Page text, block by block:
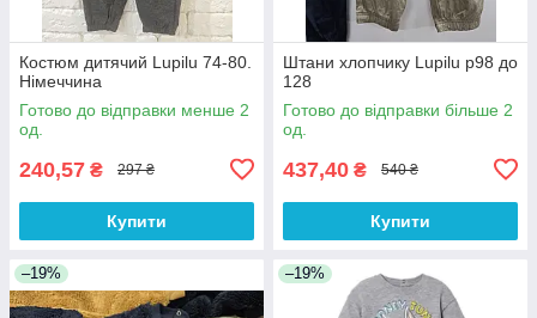
Костюм дитячий Lupilu 74-80.
Німеччина
Готово до відправки менше 2
од.
240,57 ₴ 297 ₴
Купити
Штани хлопчику Lupilu р98 до
128
Готово до відправки більше 2
од.
437,40 ₴ 540 ₴
Купити
–19% –19%